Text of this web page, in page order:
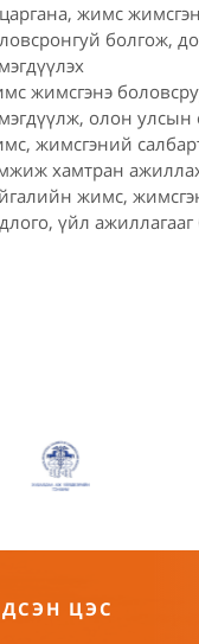
жимс
болгож,
жимсгэнэ
олон
жимсгэний
хамтран
жимс,
үйл
ЦЭС